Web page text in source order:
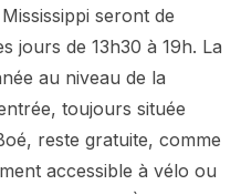
seront de
jours de 13h30 à 19h. La
au niveau de la
toujours située
reste gratuite, comme
accessible à vélo ou